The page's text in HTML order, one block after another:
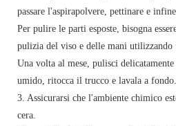
passare l'aspirapolvere, pettinare e
Per pulire le parti esposte, bisogna
pulizia del viso e delle mani utilizzando
Una volta al mese, pulisci
umido, ritocca il trucco e lavala a fondo.
3. Assicurarsi che l'ambiente chimico
cera.